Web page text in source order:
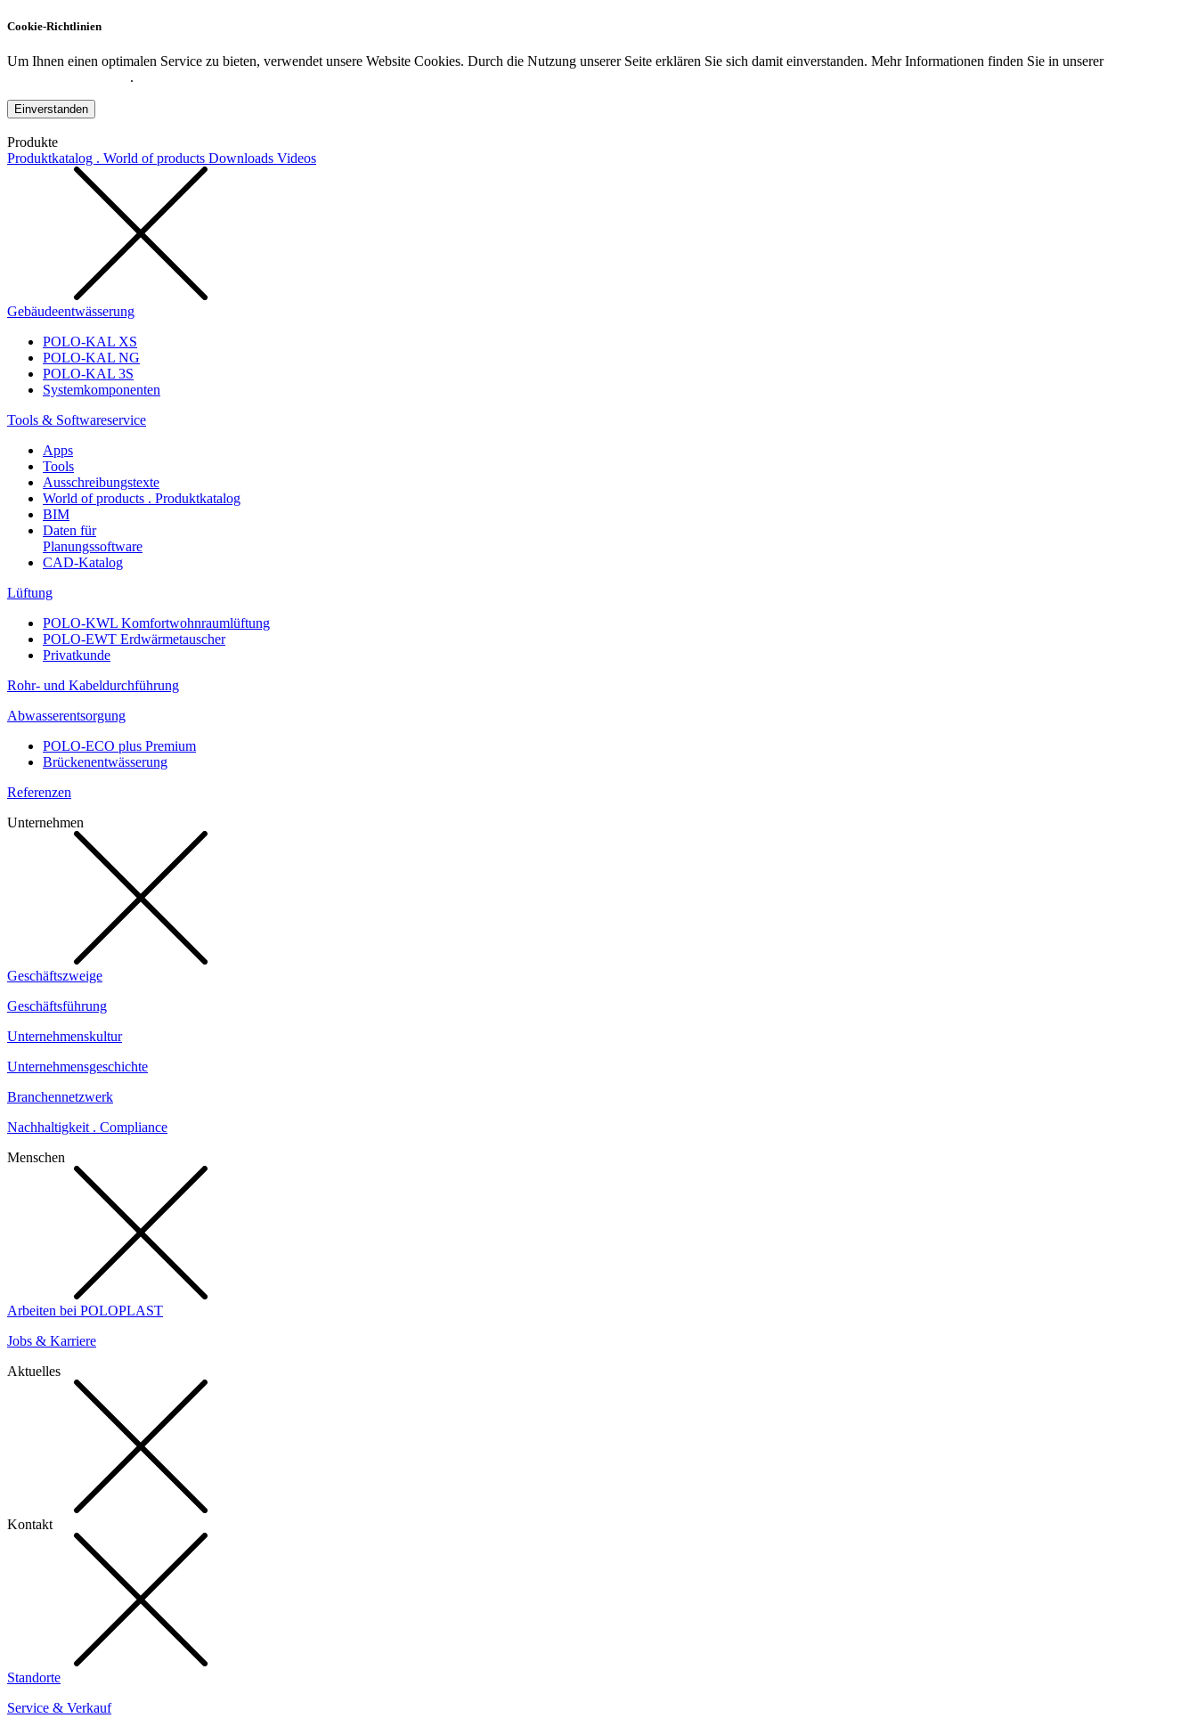
Cookie-Richtlinien
Um Ihnen einen optimalen Service zu bieten, verwendet unsere Website Cookies. Durch die Nutzung unserer Seite erklären Sie sich damit einverstanden. Mehr Informationen finden Sie in unserer
.
Einverstanden
Produkte
Produktkatalog . World of products Downloads Videos
Gebäudeentwässerung
POLO-KAL XS
POLO-KAL NG
POLO-KAL 3S
Systemkomponenten
Tools & Softwareservice
Apps
Tools
Ausschreibungstexte
World of products . Produktkatalog
BIM
Daten für
Planungssoftware
CAD-Katalog
Lüftung
POLO-KWL Komfortwohnraumlüftung
POLO-EWT Erdwärmetauscher
Privatkunde
Rohr- und Kabeldurchführung
Abwasserentsorgung
POLO-ECO plus Premium
Brückenentwässerung
Referenzen
Unternehmen
Geschäftszweige
Geschäftsführung
Unternehmenskultur
Unternehmensgeschichte
Branchennetzwerk
Nachhaltigkeit . Compliance
Menschen
Arbeiten bei POLOPLAST
Jobs & Karriere
Aktuelles
Kontakt
Standorte
Service & Verkauf